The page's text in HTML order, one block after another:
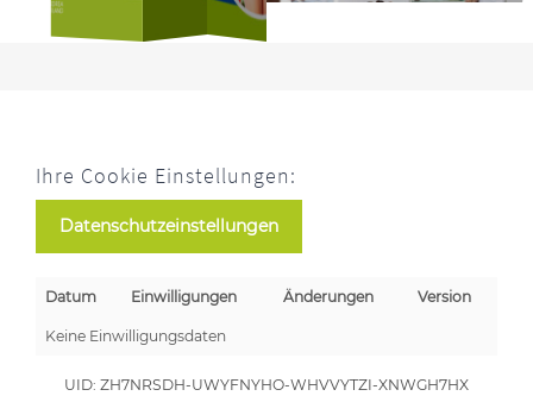
Ihre Cookie Einstellungen:
Datenschutzeinstellungen
Datum Einwilligungen Änderungen Version
Keine Einwilligungsdaten
UID: ZH7NRSDH-UWYFNYHO-WHVVYTZI-XNWGH7HX